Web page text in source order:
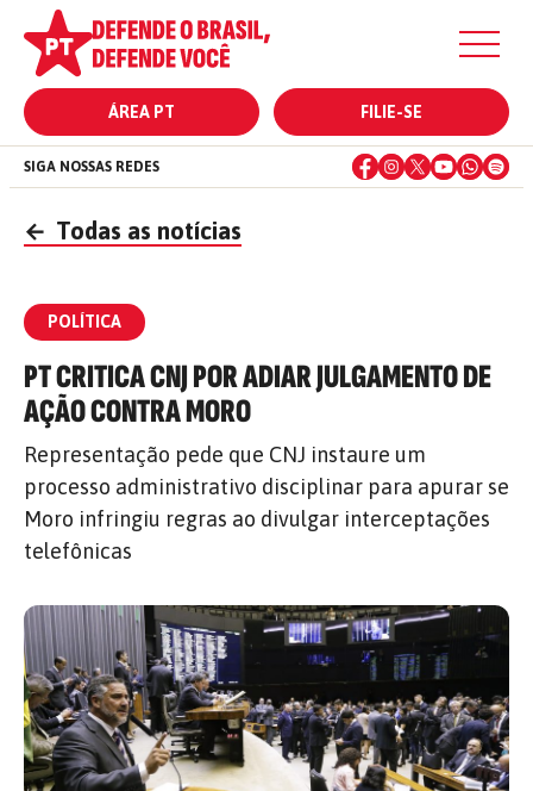
ÁREA PT FILIE-SE
SIGA NOSSAS REDES
← Todas as notícias
POLÍTICA
PT CRITICA CNJ POR ADIAR JULGAMENTO DE
AÇÃO CONTRA MORO
Representação pede que CNJ instaure um
processo administrativo disciplinar para apurar se
Moro infringiu regras ao divulgar interceptações
telefônicas